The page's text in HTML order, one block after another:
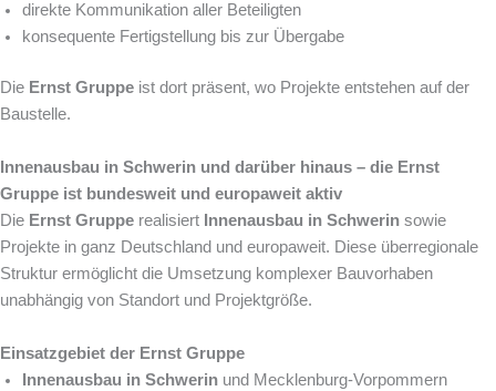
direkte Kommunikation aller Beteiligten
konsequente Fertigstellung bis zur Übergabe
Die Ernst Gruppe ist dort präsent, wo Projekte entstehen auf der
Baustelle.
Innenausbau in Schwerin und darüber hinaus – die Ernst
Gruppe ist bundesweit und europaweit aktiv
Die Ernst Gruppe realisiert Innenausbau in Schwerin sowie
Projekte in ganz Deutschland und europaweit. Diese überregionale
Struktur ermöglicht die Umsetzung komplexer Bauvorhaben
unabhängig von Standort und Projektgröße.
Einsatzgebiet der Ernst Gruppe
Innenausbau in Schwerin und Mecklenburg-Vorpommern